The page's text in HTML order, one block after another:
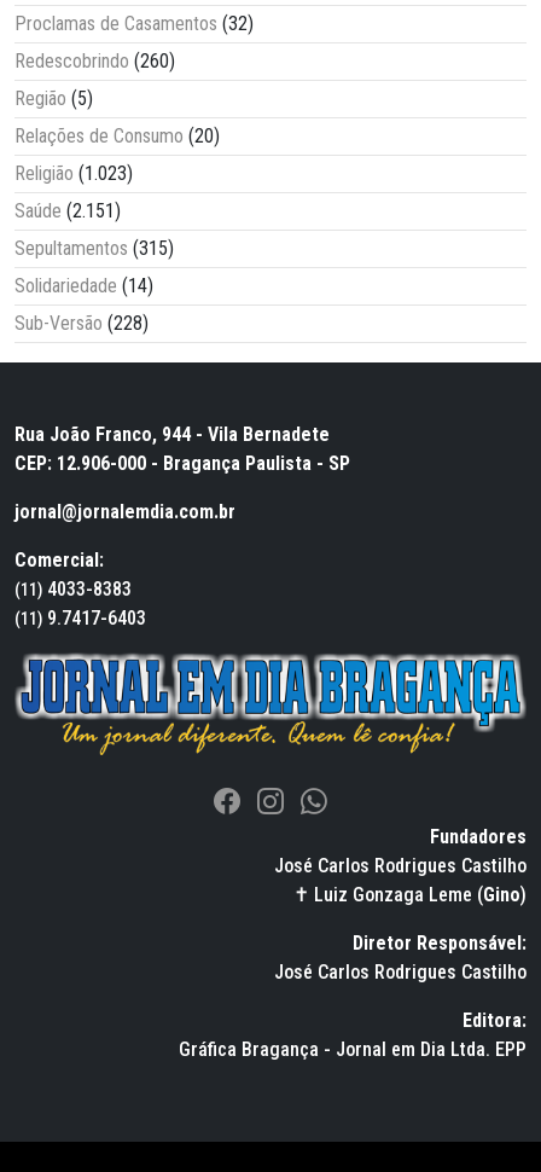
Proclamas de Casamentos (32)
Redescobrindo (260)
Região (5)
Relações de Consumo (20)
Religião (1.023)
Saúde (2.151)
Sepultamentos (315)
Solidariedade (14)
Sub-Versão (228)
Rua João Franco, 944 - Vila Bernadete
CEP: 12.906-000 - Bragança Paulista - SP
jornal@jornalemdia.com.br
Comercial:
(11) 4033-8383
(11) 9.7417-6403
Fundadores
José Carlos Rodrigues Castilho
✝ Luiz Gonzaga Leme (Gino)
Diretor Responsável:
José Carlos Rodrigues Castilho
Editora:
Gráfica Bragança - Jornal em Dia Ltda. EPP